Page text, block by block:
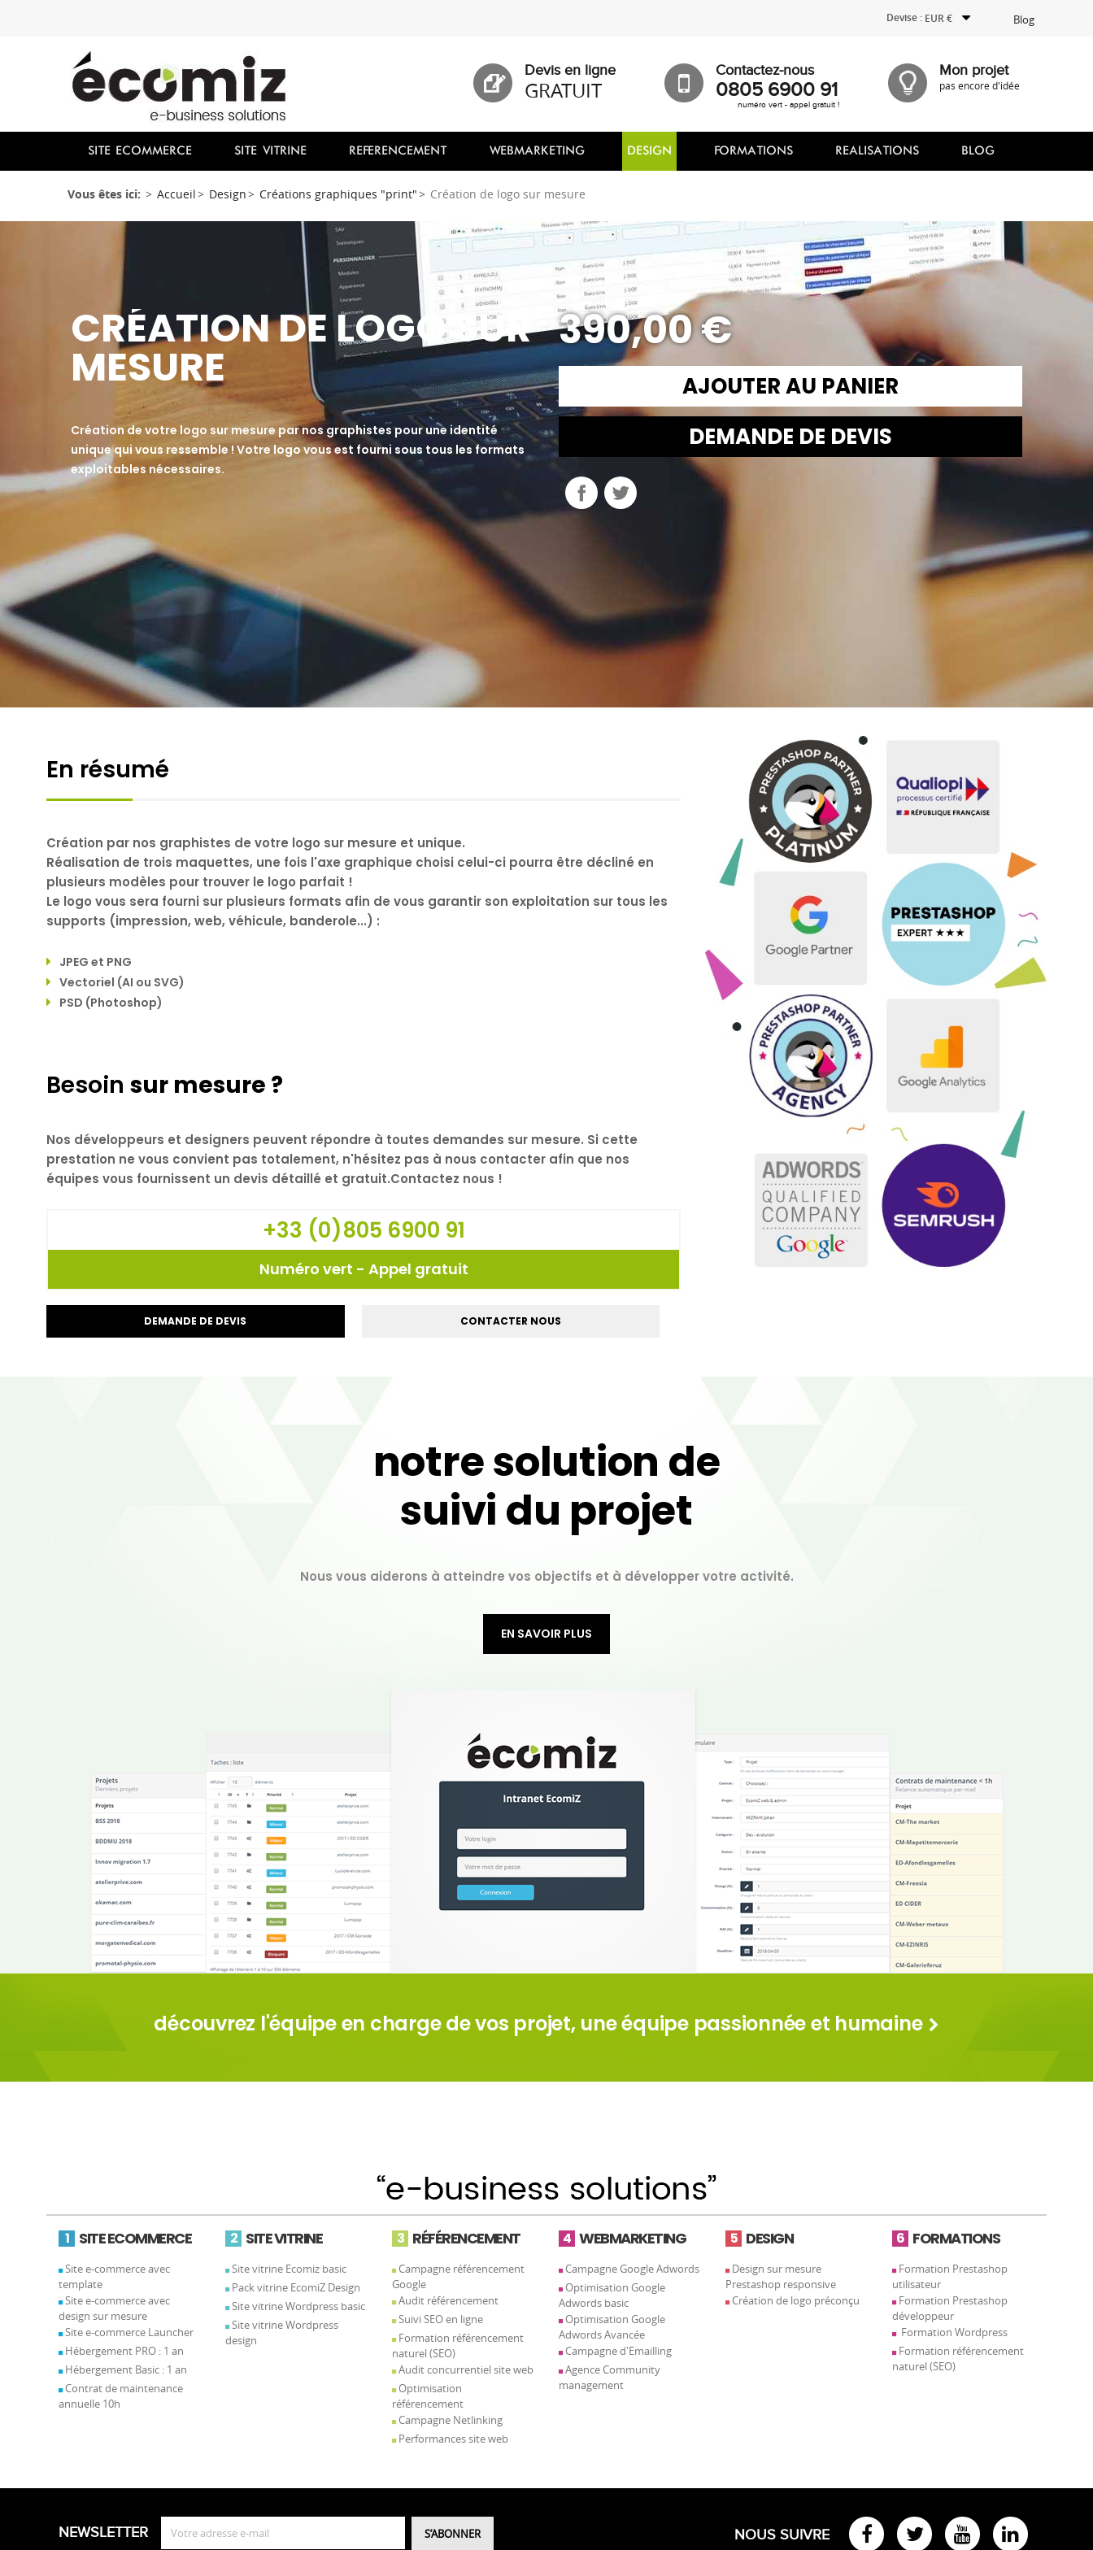
Devise : EUR € Blog
Devis en ligne
GRATUIT
Contactez-nous
0805 6900 91
numéro vert - appel gratuit !
Mon projet
pas encore d'idée
SITE ECOMMERCE SITE VITRINE REFERENCEMENT WEBMARKETING DESIGN FORMATIONS REALISATIONS BLOG
Vous êtes ici: Accueil Design Créations graphiques "print" Création de logo sur mesure
CRÉATION DE LOGO SUR
MESURE
Création de votre logo sur mesure par nos graphistes pour une identité
unique qui vous ressemble ! Votre logo vous est fourni sous tous les formats
exploitables nécessaires.
390,00 €
AJOUTER AU PANIER
DEMANDE DE DEVIS
En résumé
Création par nos graphistes de votre logo sur mesure et unique.
Réalisation de trois maquettes, une fois l'axe graphique choisi celui-ci pourra être décliné en
plusieurs modèles pour trouver le logo parfait !
Le logo vous sera fourni sur plusieurs formats afin de vous garantir son exploitation sur tous les
supports (impression, web, véhicule, banderole...) :
JPEG et PNG
Vectoriel (AI ou SVG)
PSD (Photoshop)
Besoin sur mesure ?
Nos développeurs et designers peuvent répondre à toutes demandes sur mesure. Si cette
prestation ne vous convient pas totalement, n'hésitez pas à nous contacter afin que nos
équipes vous fournissent un devis détaillé et gratuit.Contactez nous !
+33 (0)805 6900 91
Numéro vert - Appel gratuit
DEMANDE DE DEVIS CONTACTER NOUS
notre solution de
suivi du projet
Nous vous aiderons à atteindre vos objectifs et à développer votre activité.
EN SAVOIR PLUS
découvrez l'équipe en charge de vos projet, une équipe passionnée et humaine
1 SITE ECOMMERCE
Site e-commerce avec
template
Site e-commerce avec
design sur mesure
Site e-commerce Launcher
Hébergement PRO : 1 an
Hébergement Basic : 1 an
Contrat de maintenance
annuelle 10h
2 SITE VITRINE
Site vitrine Ecomiz basic
Pack vitrine EcomiZ Design
Site vitrine Wordpress basic
Site vitrine Wordpress
design
3 RÉFÉRENCEMENT
Campagne référencement
Google
Audit référencement
Suivi SEO en ligne
Formation référencement
naturel (SEO)
Audit concurrentiel site web
Optimisation
référencement
Campagne Netlinking
Performances site web
4 WEBMARKETING
Campagne Google Adwords
Optimisation Google
Adwords basic
Optimisation Google
Adwords Avancée
Campagne d'Emailling
Agence Community
management
5 DESIGN
Design sur mesure
Prestashop responsive
Création de logo préconçu
6 FORMATIONS
Formation Prestashop
utilisateur
Formation Prestashop
développeur
Formation Wordpress
Formation référencement
naturel (SEO)
NEWSLETTER NOUS SUIVRE